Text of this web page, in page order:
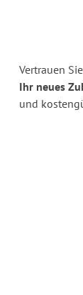
Vertrauen
Ihr neues
und